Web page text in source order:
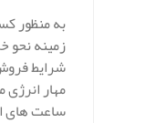
به منظور
زمینه نحو
شرایط
مهار
ساعت های